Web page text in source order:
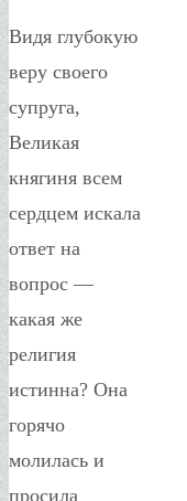
Видя глубокую
веру своего
супруга,
Великая
княгиня всем
сердцем искала
ответ на
вопрос —
какая же
религия
истинна? Она
горячо
молилась и
просила